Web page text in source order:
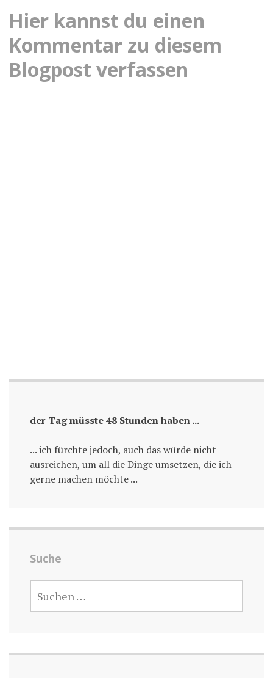
STOCKROSEN
Hier kannst du einen
Kommentar zu diesem
Blogpost verfassen
der Tag müsste 48 Stunden haben ...
... ich fürchte jedoch, auch das würde nicht
ausreichen, um all die Dinge umsetzen, die ich
gerne machen möchte ...
Suche
NACH: